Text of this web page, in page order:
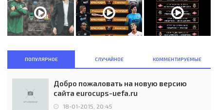
ПОПУЛЯРНОЕ СЛУЧАЙНОЕ КОММЕНТИРУЕМЫЕ
Добро пожаловать на новую версию
сайта eurocups-uefa.ru
18-01-2015, 20:45